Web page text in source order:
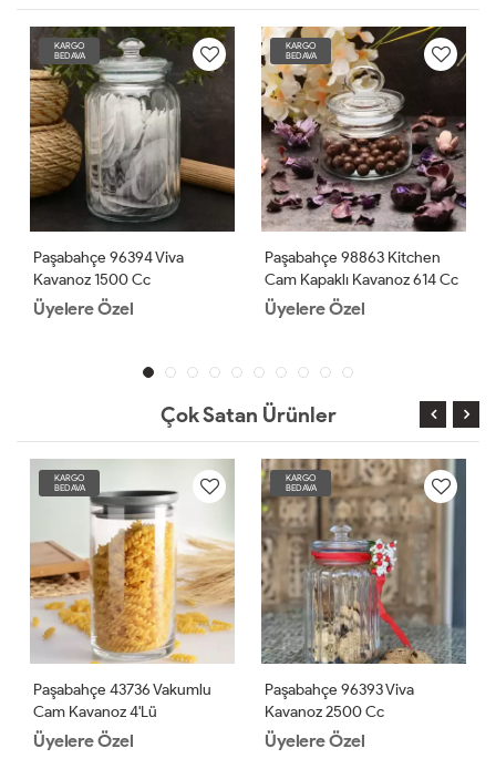
KARGO
BEDAVA
Paşabahçe 96394 Viva
Kavanoz 1500 Cc
Üyelere Özel
KARGO
BEDAVA
Paşabahçe 98863 Kitchen
Cam Kapaklı Kavanoz 614 Cc
Üyelere Özel
Çok Satan Ürünler
KARGO
BEDAVA
Paşabahçe 43736 Vakumlu
Cam Kavanoz 4'lü
Üyelere Özel
KARGO
BEDAVA
Paşabahçe 96393 Viva
Kavanoz 2500 Cc
Üyelere Özel